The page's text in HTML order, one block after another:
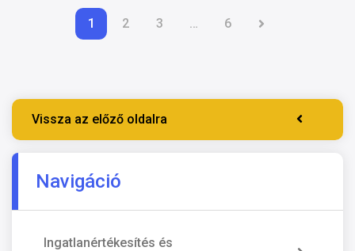
1 2 3 … 6
Vissza az előző oldalra
Navigáció
Ingatlanértékesítés és